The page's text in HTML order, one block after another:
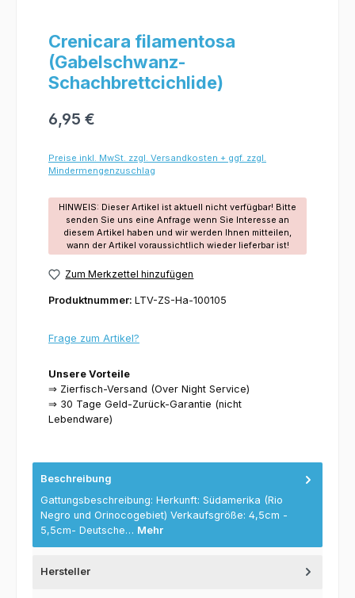
Crenicara filamentosa
(Gabelschwanz-
Schachbrettcichlide)
6,95 €
Preise inkl. MwSt. zzgl. Versandkosten + ggf. zzgl.
Mindermengenzuschlag
HINWEIS: Dieser Artikel ist aktuell nicht verfügbar! Bitte
senden Sie uns eine Anfrage wenn Sie Interesse an
diesem Artikel haben und wir werden Ihnen mitteilen,
wann der Artikel voraussichtlich wieder lieferbar ist!
Zum Merkzettel hinzufügen
Produktnummer: LTV-ZS-Ha-100105
Frage zum Artikel?
Unsere Vorteile
⇒ Zierfisch-Versand (Over Night Service)
⇒ 30 Tage Geld-Zurück-Garantie (nicht
Lebendware)
Beschreibung
Gattungsbeschreibung: Herkunft: Südamerika (Rio
Negro und Orinocogebiet) Verkaufsgröße: 4,5cm -
5,5cm- Deutsche… Mehr
Hersteller